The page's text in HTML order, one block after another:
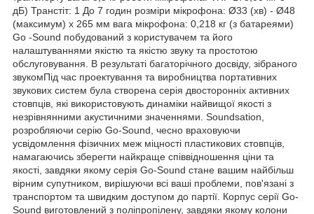
дБ) Транстіт: 1 До 7 годин розміри мікрофона: Ø33 (хв) - Ø48
(максимум) x 265 мм вага мікрофона: 0,218 кг (з батареями)
Go -Sound побудований з користувачем та його
налаштуваннями якістю та якістю звуку та простотою
обслуговування. В результаті багаторічного досвіду, зібраного
звукомПід час проектування та виробництва портативних
звукових систем була створена серія двосторонніх активних
стовпців, які використовують динаміки найвищої якості з
незрівнянними акустичними значеннями. Soundsation,
розробляючи серію Go-Sound, чесно враховуючи
усвідомлення фізичних меж міцності пластикових стовпців,
намагаючись зберегти найкраще співвідношення ціни та
якості, завдяки якому серія Go-Sound стане вашим найбільш
вірним супутником, вирішуючи всі ваші проблеми, пов'язані з
транспортом та швидким доступом до партії. Корпус серії Go-
Sound виготовлений з поліпропілену, завдяки якому колони